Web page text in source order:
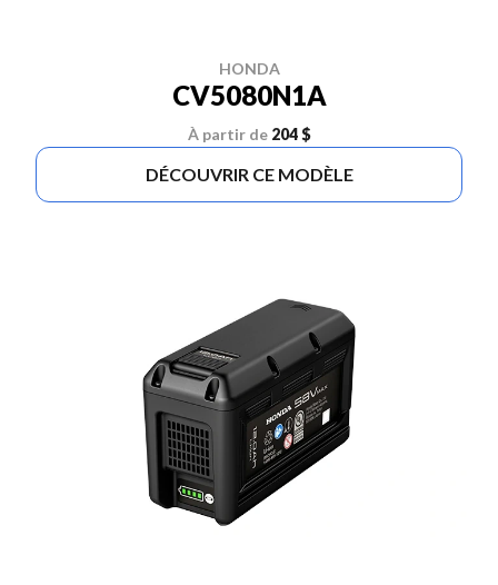
HONDA
CV5080N1A
À partir de 204 $
DÉCOUVRIR CE MODÈLE